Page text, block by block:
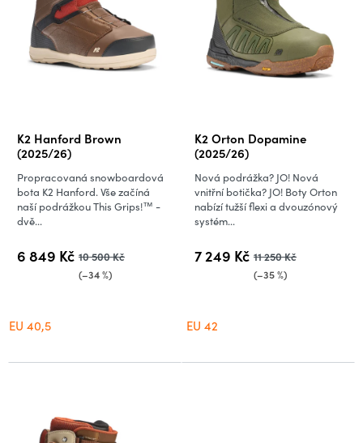
ůK2 Hanford Brown
(2025/26)
6 849 Kč 10 500 Kč
(–34 %)
Propracovaná snowboardová
bota K2 Hanford. Vše začíná
naší podrážkou This Grips!™ -
dvě...
EU 40,5
K2 Orton Dopamine
(2025/26)
7 249 Kč 11 250 Kč
(–35 %)
Nová podrážka? JO! Nová
vnitřní botička? JO! Boty Orton
nabízí tužší flexi a dvouzónový
systém...
EU 42